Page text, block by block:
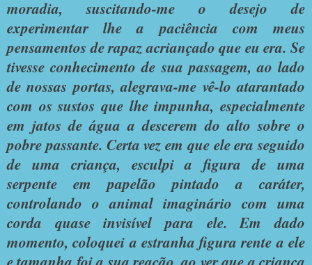
moradia, suscitando-me o desejo de
experimentar lhe a paciência com meus
pensamentos de rapaz acriançado que eu era. Se
tivesse conhecimento de sua passagem, ao lado
de nossas portas, alegrava-me vê-lo atarantado
com os sustos que lhe impunha, especialmente
em jatos de água a descerem do alto sobre o
pobre passante. Certa vez em que ele era seguido
de uma criança, esculpi a figura de uma
serpente em papelão pintado a caráter,
controlando o animal imaginário com uma
corda quase invisível para ele. Em dado
momento, coloquei a estranha figura rente a ele